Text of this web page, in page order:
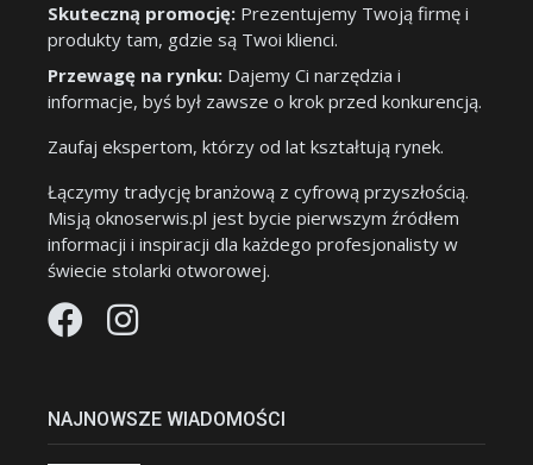
Skuteczną promocję: Prezentujemy Twoją firmę i
produkty tam, gdzie są Twoi klienci.
Przewagę na rynku: Dajemy Ci narzędzia i
informacje, byś był zawsze o krok przed konkurencją.
Zaufaj ekspertom, którzy od lat kształtują rynek.
Łączymy tradycję branżową z cyfrową przyszłością.
Misją oknoserwis.pl jest bycie pierwszym źródłem
informacji i inspiracji dla każdego profesjonalisty w
świecie stolarki otworowej.
NAJNOWSZE WIADOMOŚCI